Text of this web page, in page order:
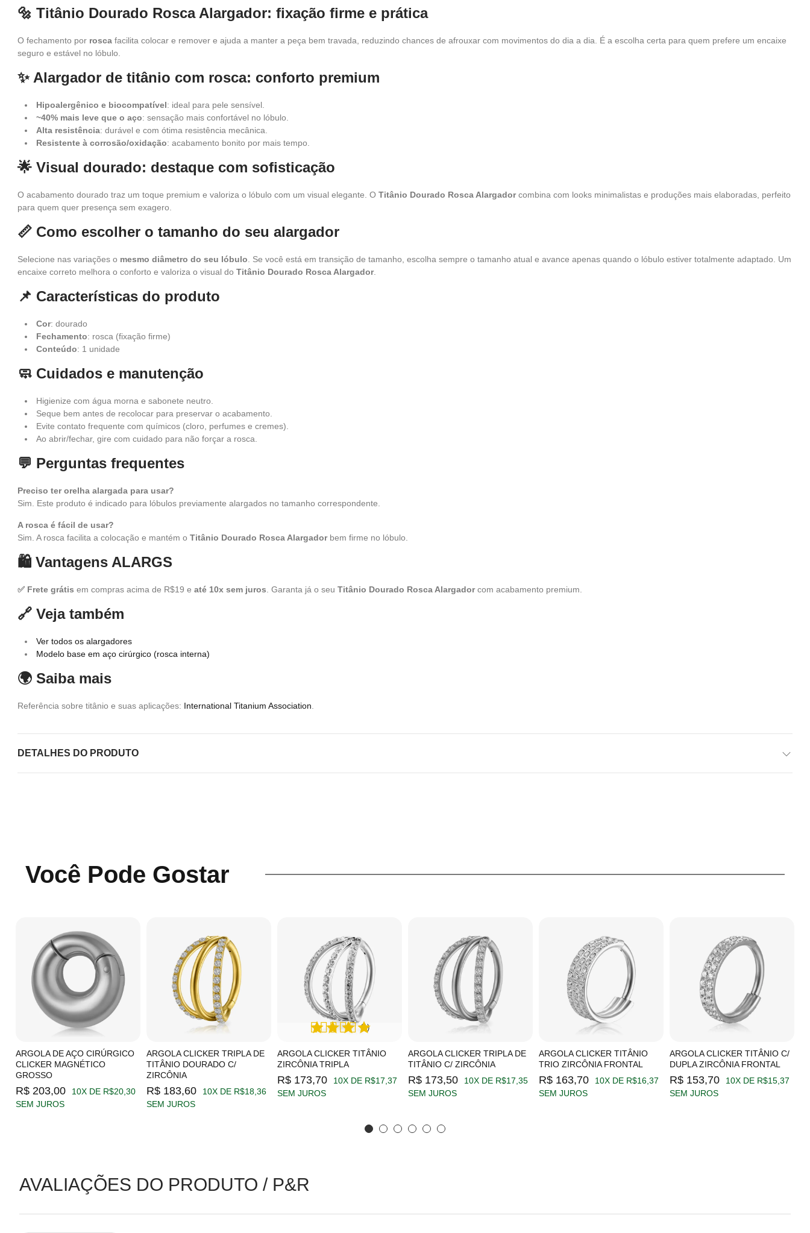
🔩 Titânio Dourado Rosca Alargador: fixação firme e prática
O fechamento por rosca facilita colocar e remover e ajuda a manter a peça bem travada, reduzindo chances de afrouxar com movimentos do dia a dia. É a escolha certa para quem prefere um encaixe
seguro e estável no lóbulo.
✨ Alargador de titânio com rosca: conforto premium
Hipoalergênico e biocompatível: ideal para pele sensível.
~40% mais leve que o aço: sensação mais confortável no lóbulo.
Alta resistência: durável e com ótima resistência mecânica.
Resistente à corrosão/oxidação: acabamento bonito por mais tempo.
🌟 Visual dourado: destaque com sofisticação
O acabamento dourado traz um toque premium e valoriza o lóbulo com um visual elegante. O Titânio Dourado Rosca Alargadorcombina com looks minimalistas e produções mais elaboradas, perfeito
para quem quer presença sem exagero.
📏 Como escolher o tamanho do seu alargador
Selecione nas variações o mesmo diâmetro do seu lóbulo. Se você está em transição de tamanho, escolha sempre o tamanho atual e avance apenas quando o lóbulo estiver totalmente adaptado. Um
encaixe correto melhora o conforto e valoriza o visual do Titânio Dourado Rosca Alargador.
📌 Características do produto
Cor: dourado
Fechamento: rosca (fixação firme)
Conteúdo: 1 unidade
🧼 Cuidados e manutenção
Higienize com água morna e sabonete neutro.
Seque bem antes de recolocar para preservar o acabamento.
Evite contato frequente com químicos (cloro, perfumes e cremes).
Ao abrir/fechar, gire com cuidado para não forçar a rosca.
💬 Perguntas frequentes
Preciso ter orelha alargada para usar?
Sim. Este produto é indicado para lóbulos previamente alargados no tamanho correspondente.
A rosca é fácil de usar?
Sim. A rosca facilita a colocação e mantém o Titânio Dourado Rosca Alargadorbem firme no lóbulo.
🛍️ Vantagens ALARGS
✅ Frete grátis em compras acima de R$19 e até 10x sem juros. Garanta já o seu Titânio Dourado Rosca Alargadorcom acabamento premium.
🔗 Veja também
Ver todos os alargadores
Modelo base em aço cirúrgico (rosca interna)
🌍 Saiba mais
Referência sobre titânio e suas aplicações: International Titanium Association.
DETALHES DO PRODUTO
Você Pode Gostar
ARGOLA DE AÇO CIRÚRGICO
CLICKER MAGNÉTICO
GROSSO
R$ 203,00
10X DE R$20,30
SEM JUROS
ARGOLA CLICKER TRIPLA DE
TITÂNIO DOURADO C/
ZIRCÔNIA
R$ 183,60
10X DE R$18,36
SEM JUROS
ARGOLA CLICKER TITÂNIO
ZIRCÔNIA TRIPLA
(1)
R$ 173,70
10X DE R$17,37
SEM JUROS
ARGOLA CLICKER TRIPLA DE
TITÂNIO C/ ZIRCÔNIA
R$ 173,50
10X DE R$17,35
SEM JUROS
ARGOLA CLICKER TITÂNIO
TRIO ZIRCÔNIA FRONTAL
R$ 163,70
10X DE R$16,37
SEM JUROS
ARGOLA CLICKER TITÂNIO C/
DUPLA ZIRCÔNIA FRONTAL
R$ 153,70
10X DE R$15,37
SEM JUROS
AVALIAÇÕES DO PRODUTO / P&R